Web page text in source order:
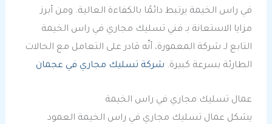
في راس الخيمة يرتبط دائمًا بالكفاءة العالية. ومن أبرز
مزايا الاستعانة بـ فني تسليك مجاري في راس الخيمة
التابع لـ شركة المعمورة، أنّه قادر على التعامل مع الحالات
الطارئة بسرعة كبيرة. شركة تسليك مجاري في عجمان
عمال تسليك مجاري في راس الخيمة
يشكل عمال تسليك مجاري في راس الخيمة العمود